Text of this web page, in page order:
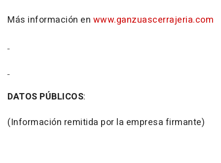
Más información en www.ganzuascerrajeria.com
DATOS PÚBLICOS:
(Información remitida por la empresa firmante)